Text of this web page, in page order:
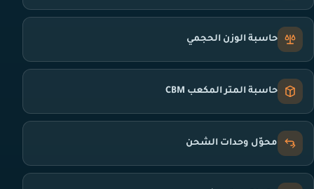
حاسبة الوزن الحجمي
حاسبة المتر المكعب CBM
محوّل وحدات الشحن